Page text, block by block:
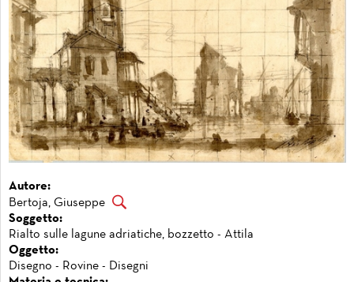
Autore:
Bertoja, Giuseppe
Soggetto:
Rialto sulle lagune adriatiche, bozzetto - Attila
Oggetto:
Disegno - Rovine - Disegni